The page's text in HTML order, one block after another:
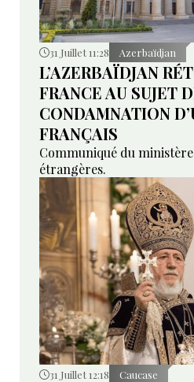
31 Juillet 11:28 Azerbaïdjan
L’AZERBAÏDJAN
FRANCE AU SUJET
CONDAMNATION
FRANÇAIS
Communiqué du
étrangères.
31 Juillet 12:18 Caucase